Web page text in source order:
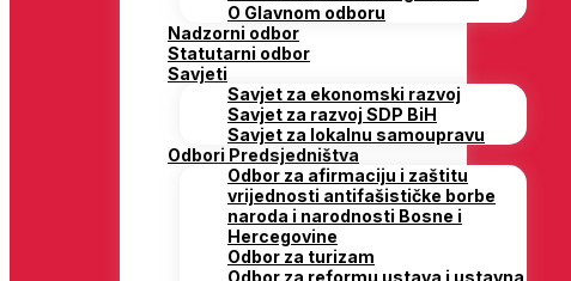
O Glavnom odboru
Nadzorni odbor
Statutarni odbor
Savjeti
Savjet za ekonomski razvoj
Savjet za razvoj SDP BiH
Savjet za lokalnu samoupravu
Odbori Predsjedništva
Odbor za afirmaciju i zaštitu
vrijednosti antifašističke borbe
naroda i narodnosti Bosne i
Hercegovine
Odbor za turizam
Odbor za reformu ustava i ustavna